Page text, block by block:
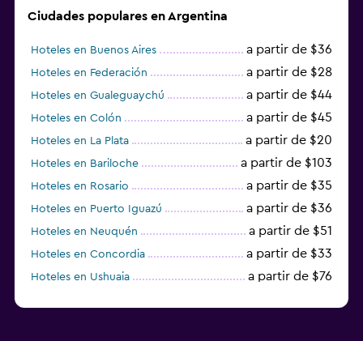
Ciudades populares en Argentina
Hoteles en Buenos Aires a partir de $36
Hoteles en Federación a partir de $28
Hoteles en Gualeguaychú a partir de $44
Hoteles en Colón a partir de $45
Hoteles en La Plata a partir de $20
Hoteles en Bariloche a partir de $103
Hoteles en Rosario a partir de $35
Hoteles en Puerto Iguazú a partir de $36
Hoteles en Neuquén a partir de $51
Hoteles en Concordia a partir de $33
Hoteles en Ushuaia a partir de $76